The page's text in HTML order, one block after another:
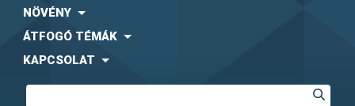
NÖVÉNY
ÁTFOGÓ TÉMÁK
KAPCSOLAT